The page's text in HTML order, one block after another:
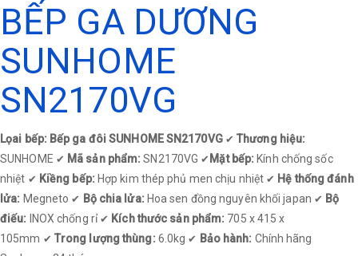
BẾP GA DƯƠNG
SUNHOME
SN2170VG
Lọai bếp: Bếp ga đôi SUNHOME SN2170VG ✔Thương hiệu:
SUNHOME ✔ Mã sản phẩm: SN2170VG ✔ Mặt bếp:Kính chống sốc
nhiệt ✔ Kiềng bếp: Hợp kim thép phủ men chịu nhiệt ✔ Hệ thống đánh
lửa: Megneto ✔ Bộ chia lửa: Hoa sen đồng nguyên khối japan ✔ Bộ
điếu: INOX chống rỉ ✔ Kích thước sản phẩm: 705 x 415 x
105mm ✔ Trong lượng thùng: 6.0kg ✔ Bảo hành: Chính hãng